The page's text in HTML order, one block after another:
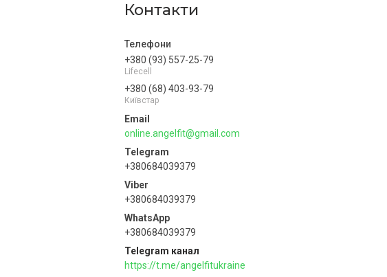
Контакти
+380 (93) 557-25-79
Lifecell
+380 (68) 403-93-79
Київстар
online.angelfit@gmail.com
+380684039379
+380684039379
+380684039379
Telegram канал
https://t.me/angelfitukraine